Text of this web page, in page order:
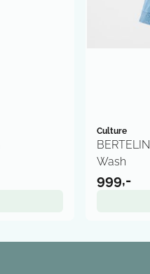
Culture
Wash
999,-